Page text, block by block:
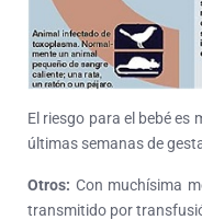
El riesgo para el bebé es
últimas semanas de
Otros: Con muchísima
transmitido por